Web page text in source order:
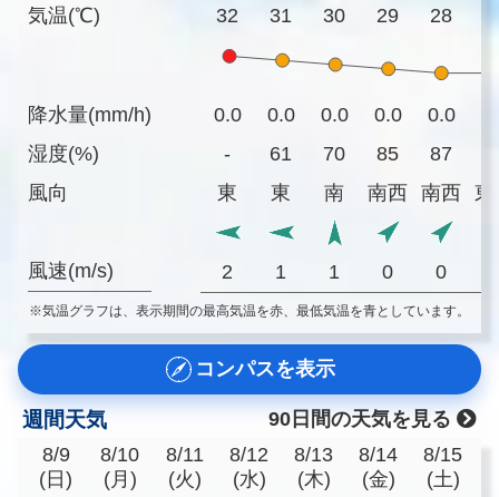
気温(℃)
降水量(mm/h)
湿度(%)
風向
風速(m/s)
32 31 30 29 28
0.0 0.0 0.0 0.0 0.0
-
61 70 85 87
東
東 南 南西 南西 東
2 1 1 0 0
※気温グラフは、表示期間の最高気温を赤、最低気温を青としています。
コンパスを表示
週間天気
90日間の天気を見る
8/9
(日)
8/10
(月)
8/11
(火)
8/12
(水)
8/13
(木)
8/14
(金)
8/15
(土)